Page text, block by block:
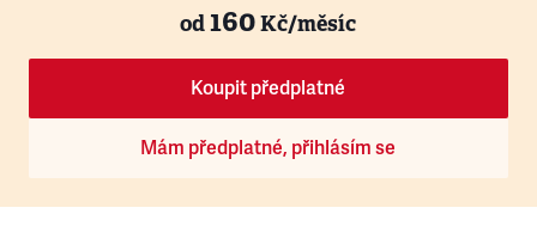
od160Kč/měsíc
Koupit předplatné
Mám předplatné, přihlásím se